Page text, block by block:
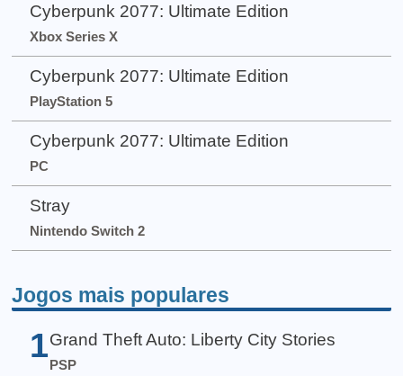
Cyberpunk 2077: Ultimate Edition
Xbox Series X
Cyberpunk 2077: Ultimate Edition
PlayStation 5
Cyberpunk 2077: Ultimate Edition
PC
Stray
Nintendo Switch 2
Jogos mais populares
1 Grand Theft Auto: Liberty City Stories
PSP